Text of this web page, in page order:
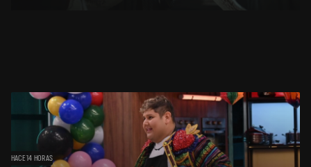
HACE 14 HORAS